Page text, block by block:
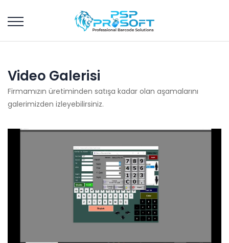
Video Galerisi
Firmamızın üretiminden satışa kadar olan aşamalarını
galerimizden izleyebilirsiniz.